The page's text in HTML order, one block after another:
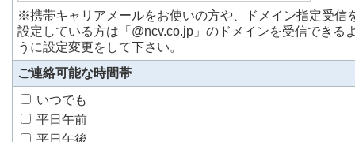
※携帯キャリアメールをお使いの方や、ドメイン指定受信
設定している方は「@ncv.co.jp」のドメインを受信できる
うに設定変更をして下さい。
ご連絡可能な時間帯
いつでも
平日午前
平日午後